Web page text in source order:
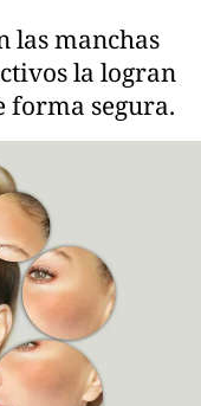
las manchas
la logran
forma segura.